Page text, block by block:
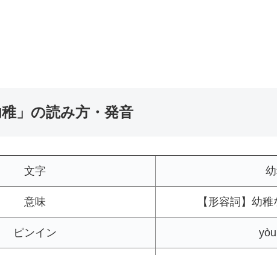
」の読み方・発音
文字
意味 【形容詞】幼
ピンイン